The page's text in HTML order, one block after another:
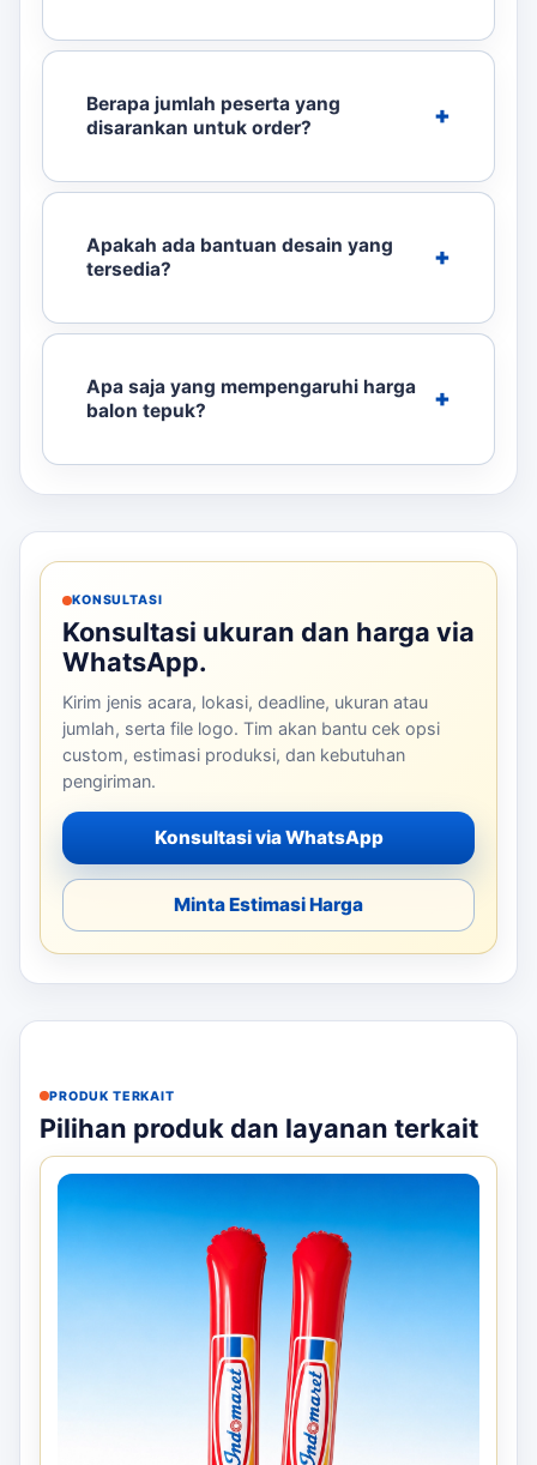
Berapa jumlah peserta yang
disarankan untuk order?
Apakah ada bantuan desain yang
tersedia?
Apa saja yang mempengaruhi harga
balon tepuk?
KONSULTASI
Konsultasi ukuran dan harga via
WhatsApp.
Kirim jenis acara, lokasi, deadline, ukuran atau
jumlah, serta file logo. Tim akan bantu cek opsi
custom, estimasi produksi, dan kebutuhan
pengiriman.
Konsultasi via WhatsApp
Minta Estimasi Harga
PRODUK TERKAIT
Pilihan produk dan layanan terkait